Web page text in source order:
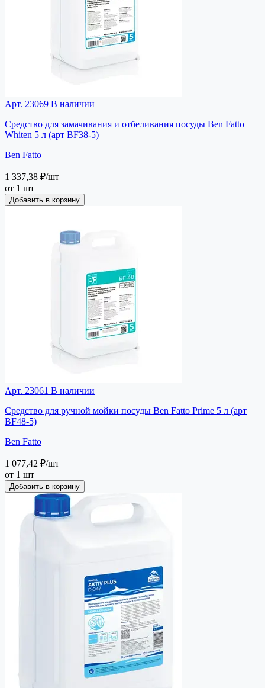
Арт. 23069 В наличии
Средство для замачивания и отбеливания посуды Ben Fatto
Whiten 5 л (арт BF38-5)
Ben Fatto
1 337,38 ₽/шт
от 1 шт
Добавить в корзину
Арт. 23061 В наличии
Средство для ручной мойки посуды Ben Fatto Prime 5 л (арт
BF48-5)
Ben Fatto
1 077,42 ₽/шт
от 1 шт
Добавить в корзину